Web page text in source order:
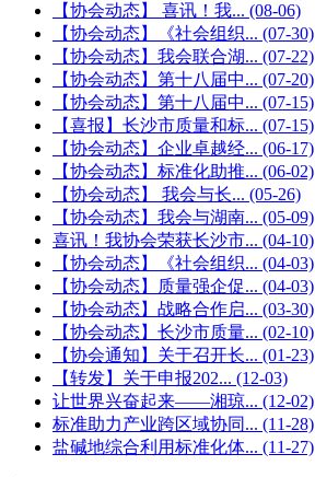
【协会动态】 喜讯！我... (08-06)
【协会动态】《社会组织... (07-30)
【协会动态】我会联合湖... (07-22)
【协会动态】第十八届中... (07-20)
【协会动态】第十八届中... (07-15)
【喜报】长沙市质量和标... (07-15)
【协会动态】企业卓越经... (06-17)
【协会动态】标准化助推... (06-02)
【协会动态】 我会与长... (05-26)
【协会动态】我会与湖南... (05-09)
喜讯！我协会荣获长沙市... (04-10)
【协会动态】《社会组织... (04-03)
【协会动态】质量强企促... (04-03)
【协会动态】战略合作启... (03-30)
【协会动态】长沙市质量... (02-10)
【协会通知】关于召开长... (01-23)
【转发】关于申报202... (12-03)
让世界兴奋起来——湘琼... (12-02)
标准助力产业跨区域协同... (11-28)
盐碱地综合利用标准化体... (11-27)